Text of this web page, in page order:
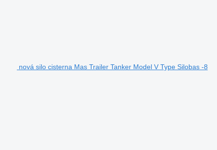
nová silo cisterna Mas Trailer Tanker Model V Type Silobas -8